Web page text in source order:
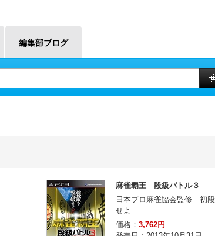
編集部ブログ
麻雀覇王 段級バトル３
日本プロ麻雀協会監修 初
せよ
価格： 3,762円